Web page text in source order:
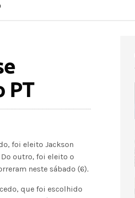
PT
foi eleito Jackson
outro, foi eleito o
neste sábado (6).
que foi escolhido